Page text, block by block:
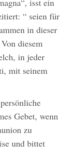
“ seien für
in dieser
diesem
in jeder
mit seinem
Gebet, wenn
zu
und bittet